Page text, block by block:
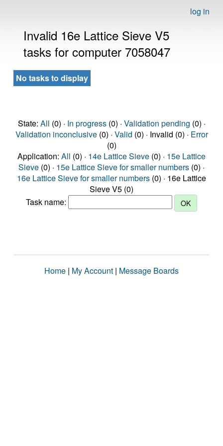
log in
Invalid 16e Lattice Sieve V5
tasks for computer 7058047
No tasks to display
State: All (0) · In progress(0) · Validation pending (0) ·
Validation inconclusive(0) · Valid (0) · Invalid (0) · Error
(0)
Application: All (0) · 14e Lattice Sieve (0) · 15e Lattice
Sieve (0) · 15e Lattice Sieve for smaller numbers (0) ·
16e Lattice Sieve for smaller numbers (0) · 16e Lattice
Sieve V5 (0)
Task name:
Home | My Account | Message Boards